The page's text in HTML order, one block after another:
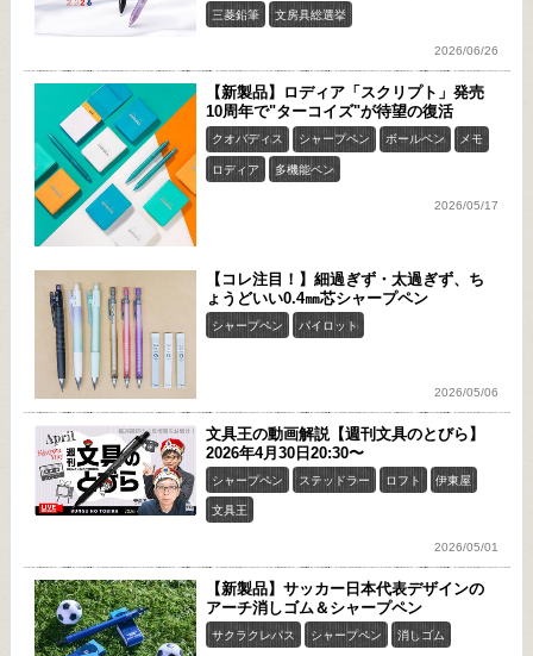
三菱鉛筆 文房具総選挙
2026/06/26
【新製品】ロディア「スクリプト」発売
10周年で"ターコイズ"が待望の復活
クオバディス シャープペン ボールペン メモ
ロディア 多機能ペン
2026/05/17
【コレ注目！】細過ぎず・太過ぎず、ち
ょうどいい0.4㎜芯シャープペン
シャープペン パイロット
2026/05/06
文具王の動画解説【週刊文具のとびら】
2026年4月30日20:30〜
シャープペン ステッドラー ロフト 伊東屋
文具王
2026/05/01
【新製品】サッカー日本代表デザインの
アーチ消しゴム＆シャープペン
サクラクレパス シャープペン 消しゴム